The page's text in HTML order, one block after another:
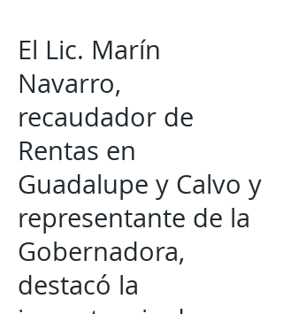
El Lic. Marín
Navarro,
recaudador de
Rentas en
Guadalupe y Calvo y
representante de la
Gobernadora,
destacó la